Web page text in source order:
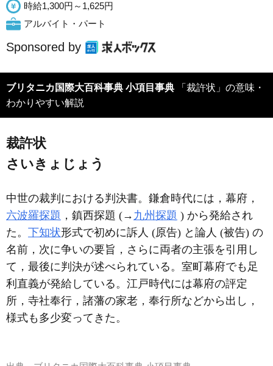
時給1,300円～1,625円
アルバイト・パート
Sponsored by
ブリタニカ国際大百科事典 小項目事典 「裁許状」の意味・
わかりやすい解説
裁許状
さいきょじょう
中世の裁判における判決書。鎌倉時代には，幕府，
六波羅探題 ，鎮西探題 (→ 九州探題 ) から発給され
た。 下知状形式で初めに訴人 (原告) と論人 (被告) の
名前，次に争いの要旨，さらに両者の主張を引用し
て，最後に判決が述べられている。室町幕府でも足
利直義が発給している。江戸時代には幕府の評定
所，寺社奉行，諸藩の家老，奉行所などから出し，
様式も多少変ってきた。